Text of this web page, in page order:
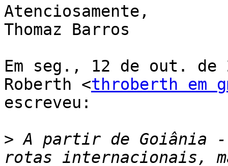
Atenciosamente,
Thomaz Barros
Em seg., 12 de out. de
Roberth <throberth em
escreveu:
> A partir de Goiânia -